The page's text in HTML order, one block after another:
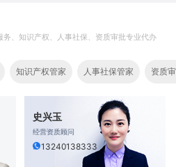
务、知识产权、人事社保、资质审批专业代办
知识产权管家 人事社保管家 资质
史兴玉
经营资质顾问
13240138333